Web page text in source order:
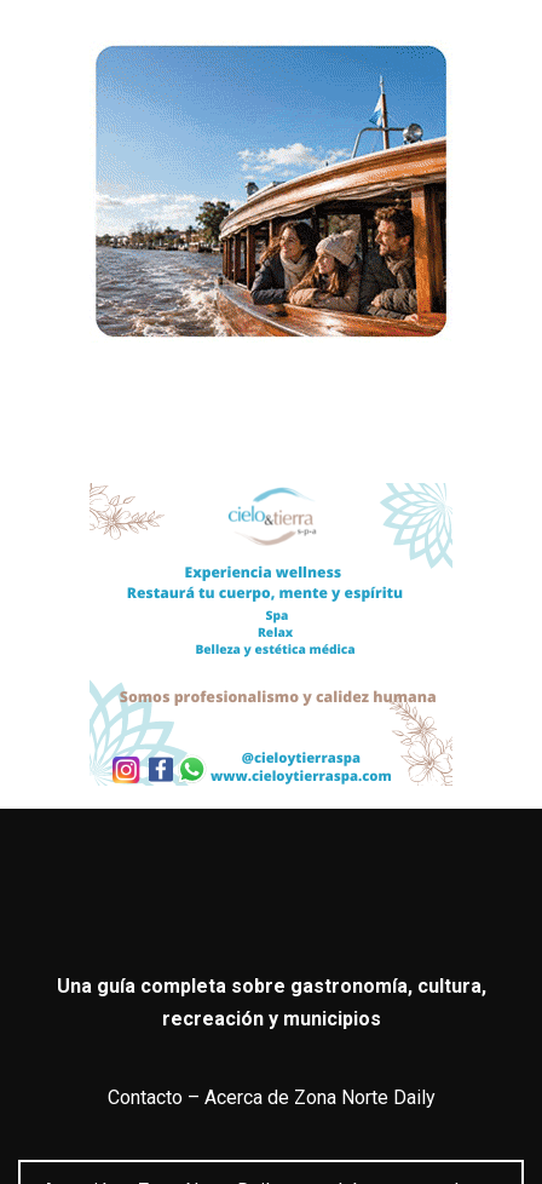
Una guía completa sobre gastronomía, cultura,
recreación y municipios
Contacto– Acerca de Zona Norte Daily